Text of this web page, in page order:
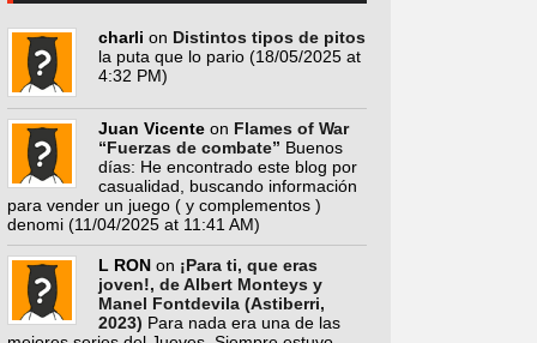
charli on Distintos tipos de pitos
la puta que lo pario (18/05/2025 at
4:32 PM)
Juan Vicente on Flames of War
“Fuerzas de combate” Buenos
días: He encontrado este blog por
casualidad, buscando información
para vender un juego ( y complementos )
denomi (11/04/2025 at 11:41 AM)
L RON on ¡Para ti, que eras
joven!, de Albert Monteys y
Manel Fontdevila (Astiberri,
2023) Para nada era una de las